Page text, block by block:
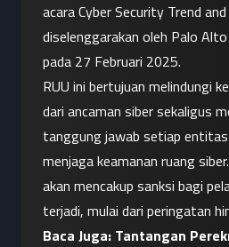
acara Cyber Security Trend
diselenggarakan oleh Palo
pada 27 Februari 2025.
RUU ini bertujuan melindungi
dari ancaman siber sekaligus
tanggung jawab setiap
menjaga keamanan ruang
akan mencakup sanksi bagi
terjadi, mulai dari peringatan
Baca Juga: Tantangan